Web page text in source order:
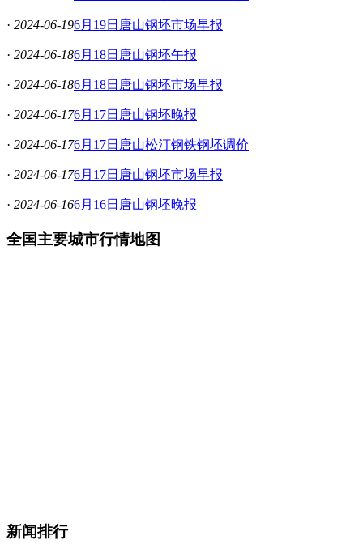
· 2024-06-196月19日唐山钢坯市场早报
· 2024-06-186月18日唐山钢坯午报
· 2024-06-186月18日唐山钢坯市场早报
· 2024-06-176月17日唐山钢坯晚报
· 2024-06-176月17日唐山松汀钢铁钢坯调价
· 2024-06-176月17日唐山钢坯市场早报
· 2024-06-166月16日唐山钢坯晚报
全国主要城市行情地图
新闻排行